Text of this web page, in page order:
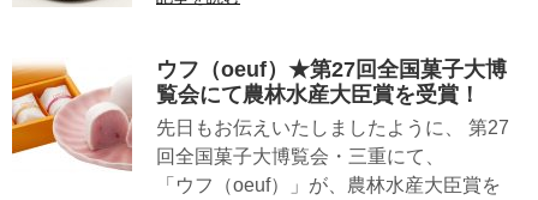
ウフ（oeuf）★第27回全国菓子大博
覧会にて農林水産大臣賞を受賞！
先日もお伝えいたしましたように、 第27
回全国菓子大博覧会・三重にて、
「ウフ（oeuf）」が、農林水産大臣賞を